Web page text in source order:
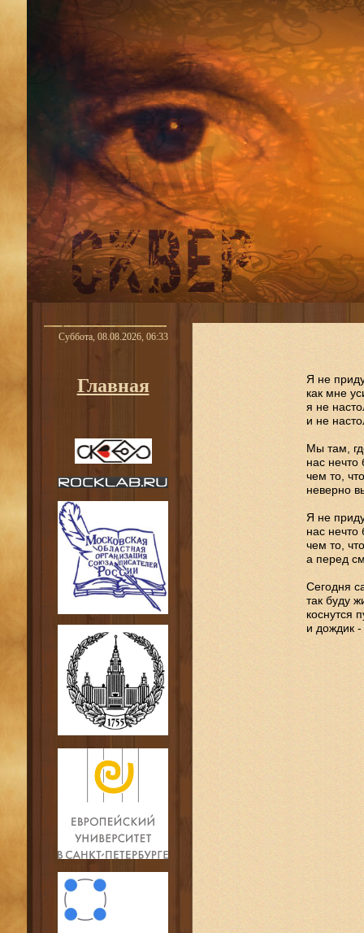
Суббота, 08.08.2026, 06:33
Главная
Я не
как мне
я не
и не
Мы там,
нас нечто
чем то,
неверно
Я не
нас нечто
чем то,
а перед
Сегодня
так буду
коснутся
и дождик -